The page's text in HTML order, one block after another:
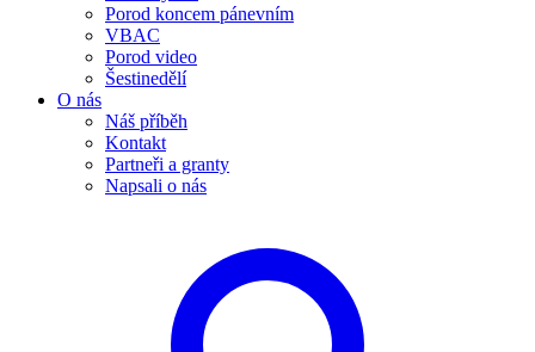
Porod koncem pánevním
VBAC
Porod video
Šestinedělí
O nás
Náš příběh
Kontakt
Partneři a granty
Napsali o nás